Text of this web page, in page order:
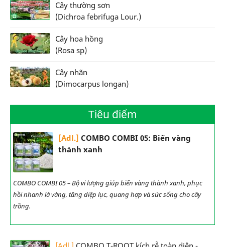
Cây thường sơn
(Dichroa febrifuga Lour.)
Cây hoa hồng
(Rosa sp)
Cây nhãn
(Dimocarpus longan)
Tiêu điểm
[Adl.] COMBO COMBI 05: Biến vàng
thành xanh
COMBO COMBI 05 – Bộ vi lượng giúp biến vàng thành xanh, phục
hồi nhanh lá vàng, tăng diệp lục, quang hợp và sức sống cho cây
trồng.